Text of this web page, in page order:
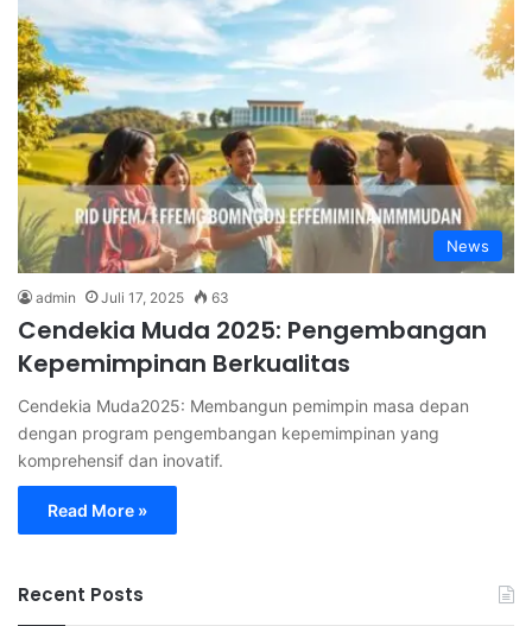
News
admin Juli 17, 2025 63
Cendekia Muda 2025: Pengembangan
Kepemimpinan Berkualitas
Cendekia Muda2025: Membangun pemimpin masa depan
dengan program pengembangan kepemimpinan yang
komprehensif dan inovatif.
Read More »
Recent Posts